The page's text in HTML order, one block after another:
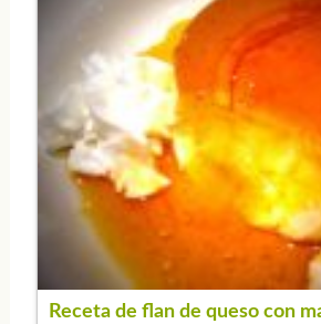
Receta de flan de queso con